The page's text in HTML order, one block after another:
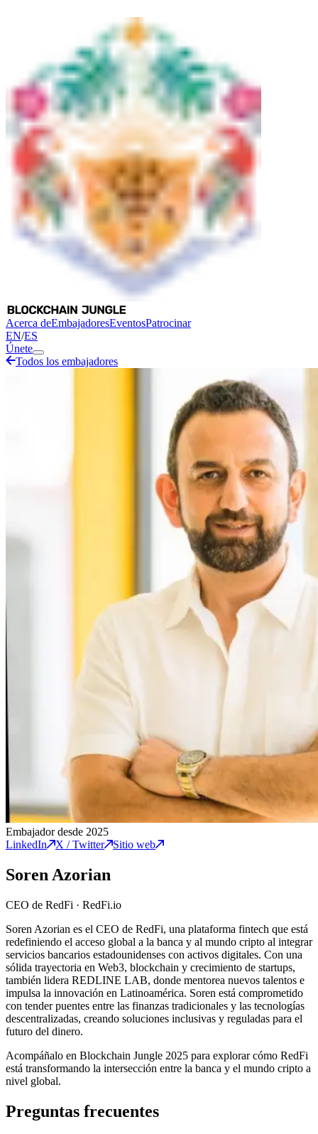
Acerca deEmbajadoresEventosPatrocinar
EN/ES
Únete
Todos los embajadores
Embajador desde 2025
LinkedIn
X / Twitter Sitio web
Soren Azorian
CEO de RedFi · RedFi.io
Soren Azorian es el CEO de RedFi, una plataforma fintech que está
redefiniendo el acceso global a la banca y al mundo cripto al integrar
servicios bancarios estadounidenses con activos digitales. Con una
sólida trayectoria en Web3, blockchain y crecimiento de startups,
también lidera REDLINE LAB, donde mentorea nuevos talentos e
impulsa la innovación en Latinoamérica. Soren está comprometido
con tender puentes entre las finanzas tradicionales y las tecnologías
descentralizadas, creando soluciones inclusivas y reguladas para el
futuro del dinero.
Acompáñalo en Blockchain Jungle 2025 para explorar cómo RedFi
está transformando la intersección entre la banca y el mundo cripto a
nivel global.
Preguntas frecuentes